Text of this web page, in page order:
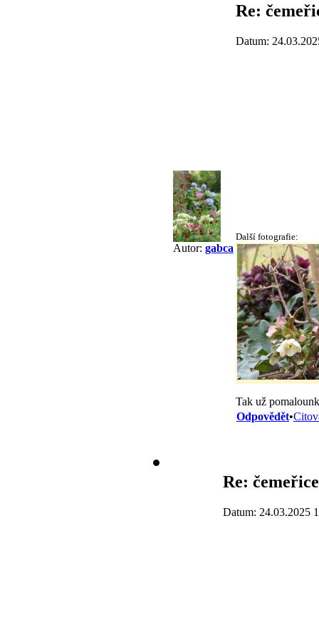
Autor: gabca
Re:
Datum:
Další fotografie:
Tak už
Odpovědět•
Re:
Datum: 24.03.2025